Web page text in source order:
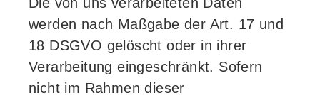
werden nach Maßgabe der Art. 17 und
18 DSGVO gelöscht oder in ihrer
Verarbeitung eingeschränkt. Sofern
nicht im Rahmen dieser